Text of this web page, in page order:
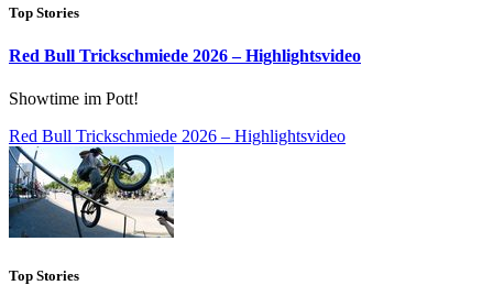
Top Stories
Red Bull Trickschmiede 2026 – Highlightsvideo
Showtime im Pott!
Red Bull Trickschmiede 2026 – Highlightsvideo
Top Stories